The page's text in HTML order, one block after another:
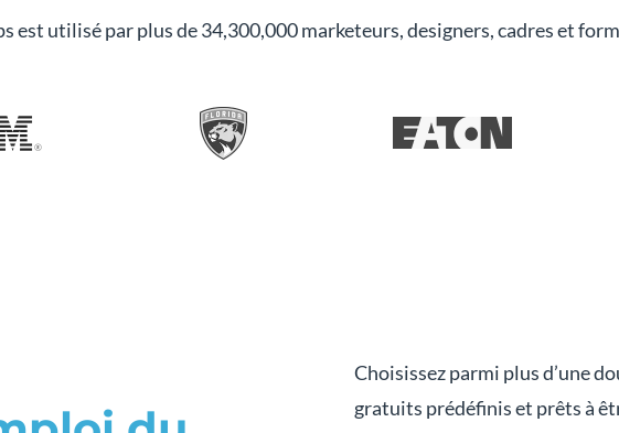
est utilisé par plus de 34,300,000 marketeurs, designers, cadres et
Choisissez parmi plus d’une
gratuits prédéfinis et prêts à